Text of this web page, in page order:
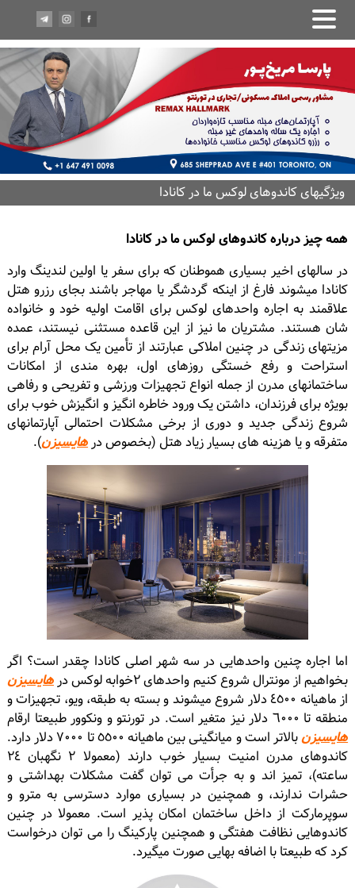
ويژگيهاى كاندوهاى لوكس ما در كانادا
همه چیز درباره کاندوهاى لوکس ما در کانادا
در سالهای اخیر بسیارى هموطنان که براى سفر یا اولین لندینگ وارد
کانادا میشوند فارغ از اینکه گردشگر یا مهاجر باشند بجای رزرو هتل
علاقمند به اجاره واحدهاى لوکس براى اقامت اولیه خود و خانواده
شان هستند. مشتريان ما نيز از اين قاعده مستثنى نيستند، عمده
مزیتهاى زندگى در چنین املاکى عبارتند از تأمین یک محل آرام براى
استراحت و رفع خستگى روزهاى اول، بهره مندى از امکانات
ساختمانهاى مدرن از جمله انواع تجهیزات ورزشى و تفریحى و رفاهى
بویژه براى فرزندان، داشتن یک ورود خاطره انگیز و انگیزش خوب براى
شروع زندگى جدید و دورى از برخى مشکلات احتمالى آپارتمانهاى
متفرقه و یا هزینه های بسیار زیاد هتل (بخصوص درهایسیزن).
اما اجاره چنین واحدهایى در سه شهر اصلى کانادا چقدر است؟ اگر
بخواهیم از مونترال شروع کنیم واحدهاى ٢خوابه لوکس در
هایسیزن
از ماهیانه ٤٥٠٠ دلار شروع میشوند و بسته به طبقه، ویو، تجهیزات و
منطقه تا ٦٠٠٠ دلار نیز متغیر است. در تورنتو و ونکوور طبیعتا ارقام
هایسیزن
بالاتر است و میانگینى بین ماهیانه ٥٥٠٠ تا ٧٠٠٠ دلار دارد.
کاندوهاى مدرن امنیت بسیار خوب دارند (معمولا ٢ نگهبان ٢٤
ساعته)، تمیز اند و به جرأت می توان گفت مشکلات بهداشتى و
حشرات ندارند، و همچنین در بسیارى موارد دسترسى به مترو و
سوپرمارکت از داخل ساختمان امکان پذیر است. معمولا در چنین
کاندوهایى نظافت هفتگى و همچنین پارکینگ را می توان درخواست
کرد که طبیعتا با اضافه بهایى صورت میگیرد.